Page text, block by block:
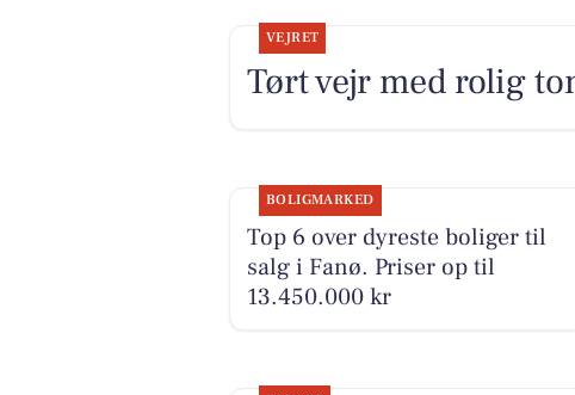
VEJRET
Tørt vejr med rolig
BOLIGMARKED
Top 6 over dyreste boliger til
salg i Fanø. Priser op til
13.450.000 kr